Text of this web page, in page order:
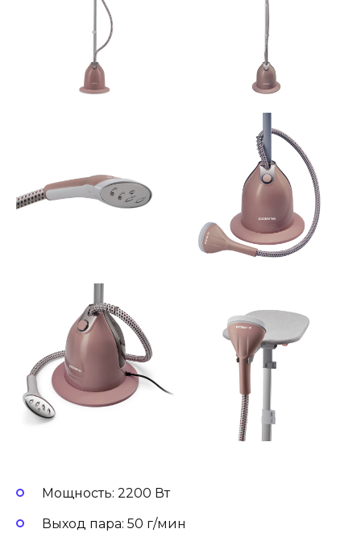
Мощность: 2200 Вт
Выход пара: 50 г/мин